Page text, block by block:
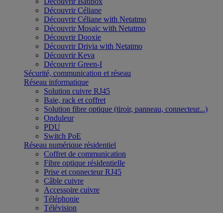
Découvrir Céliane
Découvrir Céliane with Netatmo
Découvrir Mosaic with Netatmo
Découvrir Dooxie
Découvrir Drivia with Netatmo
Découvrir Keva
Découvrir Green-I
Sécurité, communication et réseau
Réseau informatique
Solution cuivre RJ45
Baie, rack et coffret
Solution fibre optique (tiroir, panneau, connecteur...)
Onduleur
PDU
Switch PoE
Réseau numérique résidentiel
Coffret de communication
Fibre optique résidentielle
Prise et connecteur RJ45
Câble cuivre
Accessoire cuivre
Téléphonie
Télévision